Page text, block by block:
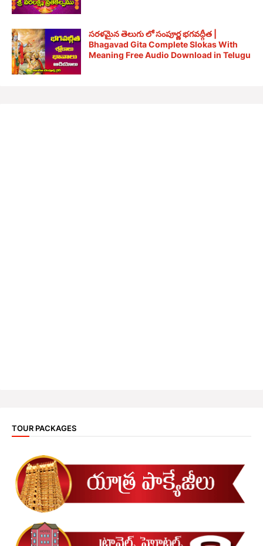
సరళమైన తెలుగు లో సంపూర్ణ భగవద్గీత |
Bhagavad Gita Complete Slokas With
Meaning Free Audio Download in Telugu
TOUR PACKAGES